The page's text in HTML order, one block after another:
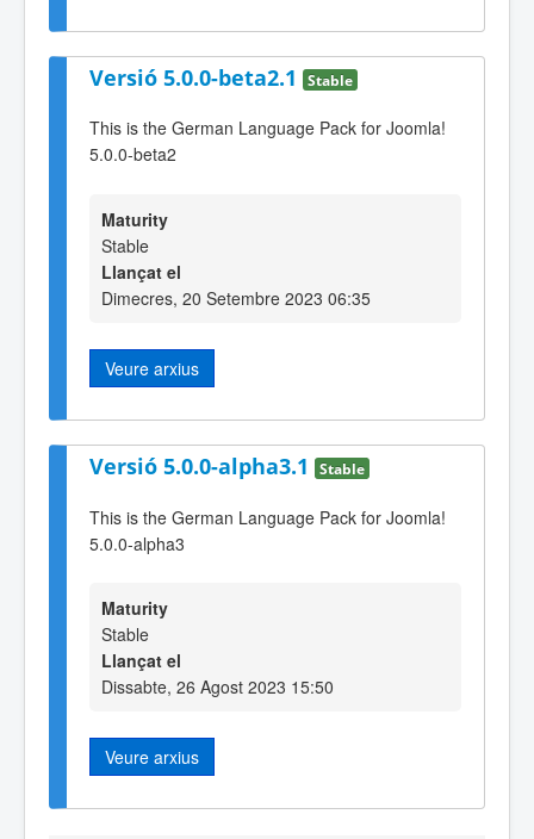
Versió 5.0.0-beta2.1 Stable
This is the German Language Pack for Joomla!
5.0.0-beta2
Maturity
Stable
Llançat el
Dimecres, 20 Setembre 2023 06:35
Veure arxius
Versió 5.0.0-alpha3.1 Stable
This is the German Language Pack for Joomla!
5.0.0-alpha3
Maturity
Stable
Llançat el
Dissabte, 26 Agost 2023 15:50
Veure arxius